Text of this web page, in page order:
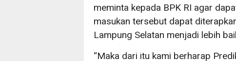
meminta kepada BPK RI agar
masukan tersebut dapat
Lampung Selatan menjadi lebih
“Maka dari itu kami berharap